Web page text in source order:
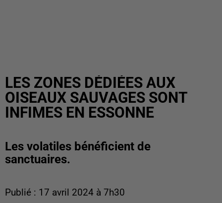
LES ZONES DÉDIÉES AUX
OISEAUX SAUVAGES SONT
INFIMES EN ESSONNE
Les volatiles bénéficient de
sanctuaires.
Publié : 17 avril 2024 à 7h30